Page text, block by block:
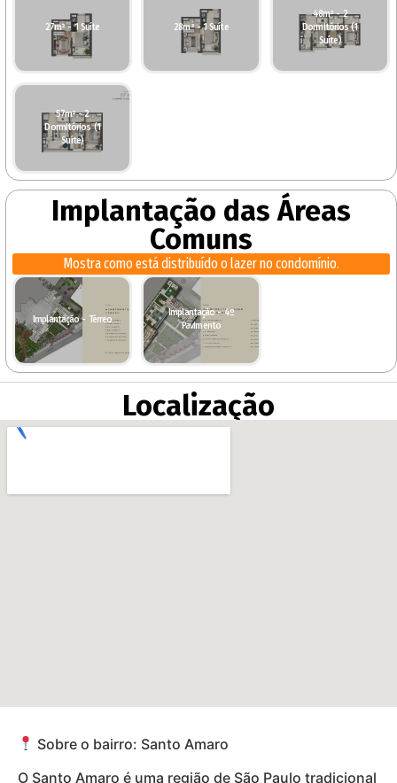
27m² - 1 Suíte 28m² - 1 Suíte
48m² - 2
Dormitórios (1
Suíte)
57m² - 2
Dormitórios (1
Suíte)
Implantação das Áreas
Comuns
Mostra como está distribuído o lazer no condomínio.
Implantação - Térreo
Implantação - 4º
Pavimento
Localização
Sobre o bairro: Santo Amaro
O Santo Amaro é uma região de São Paulo tradicional